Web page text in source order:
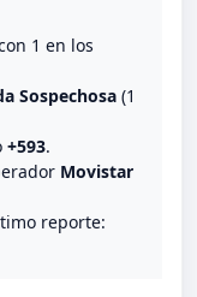
1 en los
Sospechosa (1
+593.
Movistar
reporte: